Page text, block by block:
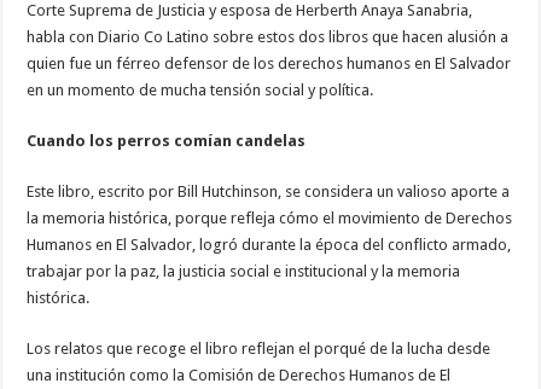
Corte Suprema de Justicia y esposa de Herberth Anaya Sanabria,
habla con Diario Co Latino sobre estos dos libros que hacen alusión a
quien fue un férreo defensor de los derechos humanos en El Salvador
en un momento de mucha tensión social y política.
Cuando los perros comían candelas
Este libro, escrito por Bill Hutchinson, se considera un valioso aporte a
la memoria histórica, porque refleja cómo el movimiento de Derechos
Humanos en El Salvador, logró durante la época del conflicto armado,
trabajar por la paz, la justicia social e institucional y la memoria
histórica.
Los relatos que recoge el libro reflejan el porqué de la lucha desde
una institución como la Comisión de Derechos Humanos de El